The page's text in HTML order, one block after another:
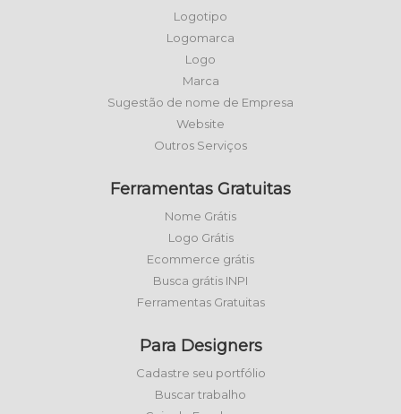
Logotipo
Logomarca
Logo
Marca
Sugestão de nome de Empresa
Website
Outros Serviços
Ferramentas Gratuitas
Nome Grátis
Logo Grátis
Ecommerce grátis
Busca grátis INPI
Ferramentas Gratuitas
Para Designers
Cadastre seu portfólio
Buscar trabalho